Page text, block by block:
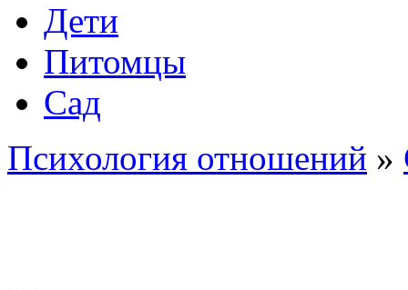
Дети
Питомцы
Сад
Психология отношений »